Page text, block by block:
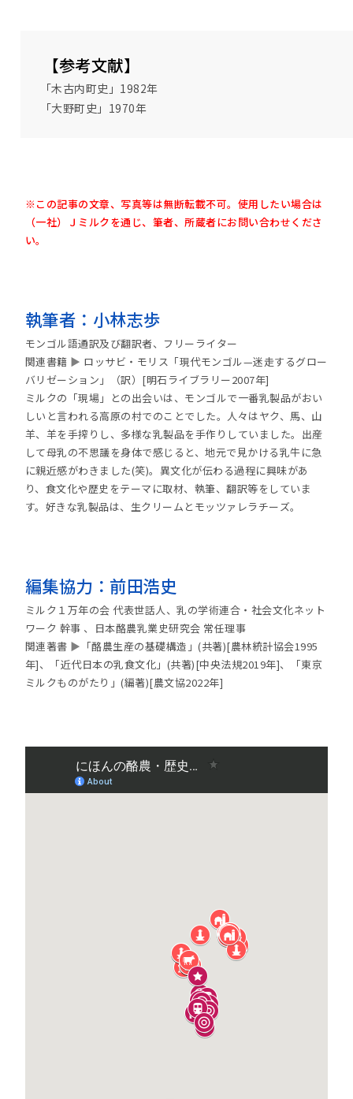
【参考文献】
「木古内町史」1982年
「大野町史」1970年
※この記事の文章、写真等は無断転載不可。使用したい場合は
（一社）Ｊミルクを通じ、筆者、所蔵者にお問い合わせくださ
い。
執筆者：小林志歩
モンゴル語通訳及び翻訳者、フリーライター
関連書籍 ▶ ロッサビ・モリス「現代モンゴル—迷走するグロー
バリゼーション」（訳）[明石ライブラリー2007年]
ミルクの「現場」との出会いは、モンゴルで一番乳製品がおい
しいと言われる高原の村でのことでした。人々はヤク、馬、山
羊、羊を手搾りし、多様な乳製品を手作りしていました。出産
して母乳の不思議を身体で感じると、地元で見かける乳牛に急
に親近感がわきました(笑)。異文化が伝わる過程に興味があ
り、食文化や歴史をテーマに取材、執筆、翻訳等をしていま
す。好きな乳製品は、生クリームとモッツァレラチーズ。
編集協力：前田浩史
ミルク１万年の会 代表世話人、乳の学術連合・社会文化ネット
ワーク 幹事 、日本酪農乳業史研究会 常任理事
関連著書 ▶ 「酪農生産の基礎構造」(共著)[農林統計協会1995
年]、「近代日本の乳食文化」(共著)[中央法規2019年]、「東京
ミルクものがたり」(編著)[農文協2022年]